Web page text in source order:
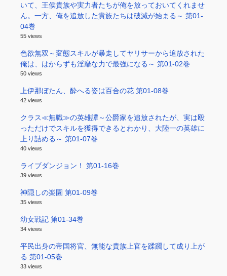
いて、王侯貴族や実力者たちが俺を放っておいてくれませ
ん。一方、俺を追放した貴族たちは破滅が始まる～ 第01-
04巻
55 views
色欲無双～変態スキルが暴走してヤリサーから追放された
俺は、はからずも淫靡な力で最強になる～ 第01-02巻
50 views
上伊那ぼたん、酔へる姿は百合の花 第01-08巻
42 views
クラス≪無職≫の英雄譚～公爵家を追放されたが、実は殴
っただけでスキルを獲得できるとわかり、大陸一の英雄に
上り詰める～ 第01-07巻
40 views
ライブダンジョン！ 第01-16巻
39 views
神隠しの楽園 第01-09巻
35 views
幼女戦記 第01-34巻
34 views
平民出身の帝国将官、無能な貴族上官を蹂躙して成り上が
る 第01-05巻
33 views